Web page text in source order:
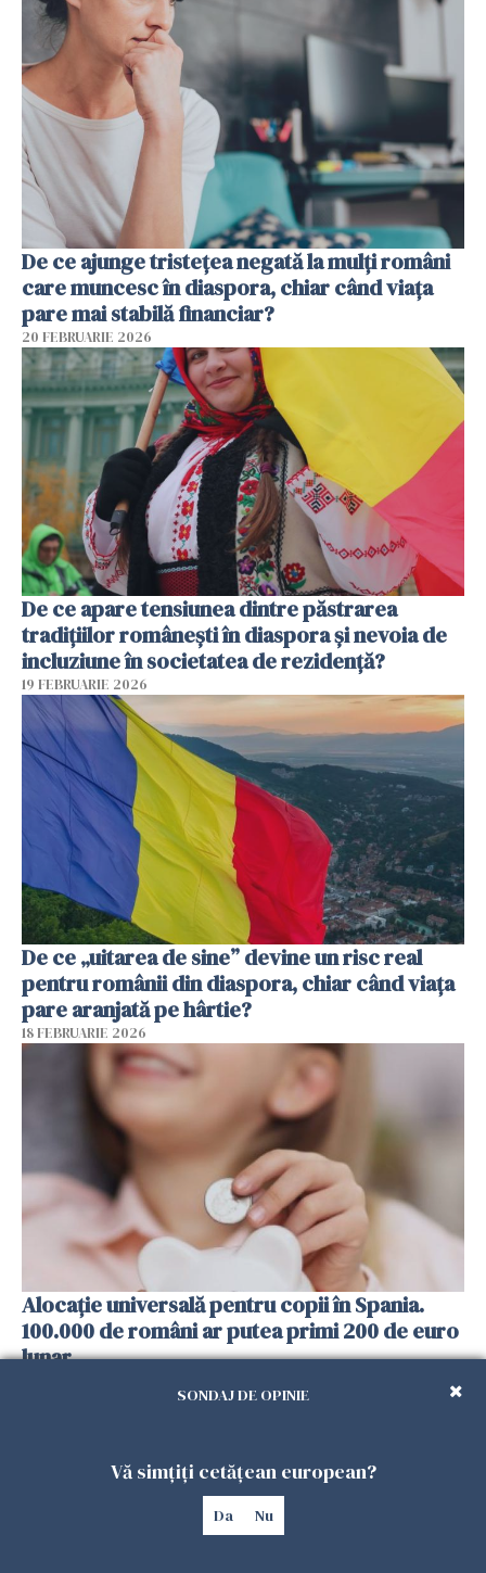
De ce ajunge tristețea negată la mulți români
care muncesc în diaspora, chiar când viața
pare mai stabilă financiar?
20 FEBRUARIE 2026
De ce apare tensiunea dintre păstrarea
tradițiilor românești în diaspora și nevoia de
incluziune în societatea de rezidență?
19 FEBRUARIE 2026
De ce „uitarea de sine” devine un risc real
pentru românii din diaspora, chiar când viața
pare aranjată pe hârtie?
18 FEBRUARIE 2026
Alocație universală pentru copii în Spania.
100.000 de români ar putea primi 200 de euro
lunar
SONDAJ DE OPINIE
Vă simțiți cetățean european?
Da Nu